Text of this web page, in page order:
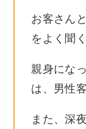
お客さん
をよく聞
親身にな
は、男性
また、深